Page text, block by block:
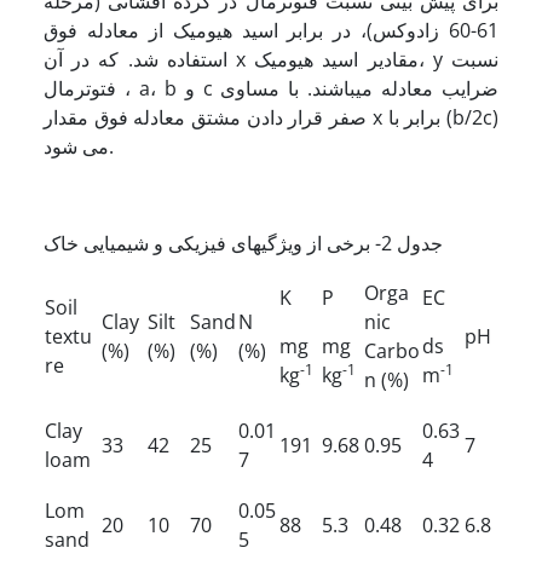
61-60 زادوکس)، در برابر اسید هیومیک از معادله فوق
استفاده شد. که در آن x مقادیر اسید هیومیک، y نسبت
فتوترمال ، a، b و c ضرایب معادله می­باشند. با مساوی
صفر قرار دادن مشتق معادله فوق مقدار x برابر با (b/2c)
می شود.
جدول 2- برخی از ویژگی­های فیزیکی و شیمیایی خاک
Soil
textu
re
Clay
(%)
Silt
(%)
Sand
(%)
N
(%)
K
mg
kg-1
P
mg
kg-1
Orga
nic
Carbo
n (%)
EC
ds
m-1
pH
Clay
loam
33 42 25
0.01
7
191 9.680.95
0.63
4
7
Lom
sand
20 10 70
0.05
5
88 5.3 0.48 0.32 6.8